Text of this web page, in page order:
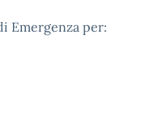
Emergenza per: